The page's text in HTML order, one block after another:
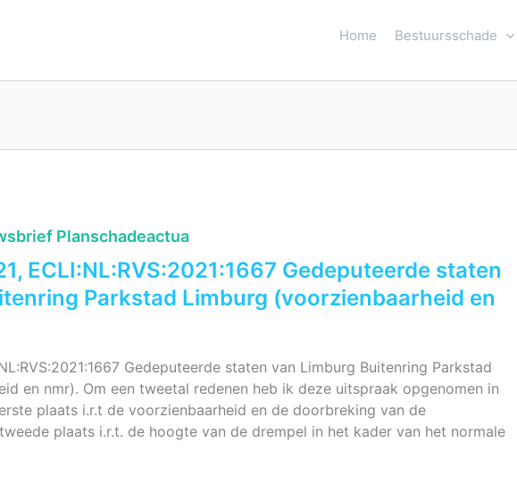
Home Bestuursschade
Planschadeactua
ECLI:NL:RVS:2021:1667 Gedeputeerde staten
Parkstad Limburg (voorzienbaarheid en
Gedeputeerde staten van Limburg Buitenring Parkstad
en nmr). Om een tweetal redenen heb ik deze uitspraak opgenomen in
plaats i.r.t de voorzienbaarheid en de doorbreking van de
plaats i.r.t. de hoogte van de drempel in het kader van het normale